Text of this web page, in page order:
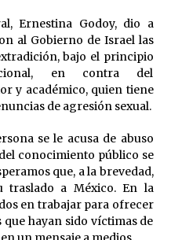
por presunto homicidio
Martínez
de CDMX
será la nueva secretaria de
Sheinbaum
reunión entre CNTE y
nuestras propuestas»
Ernestina Godoy, dio a
al Gobierno de Israel las
bajo el principio
en contra del
y académico, quien tiene
de agresión sexual.
se le acusa de abuso
conocimiento público se
que, a la brevedad,
traslado a México. En la
en trabajar para ofrecer
hayan sido víctimas de